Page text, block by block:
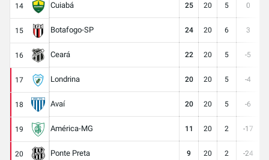
14 Cuiabá 25 20 5 0
15 Botafogo-SP 24 20 6 3
16 Ceará 22 20 5 -5
17 Londrina 20 20 5 -4
18 Avaí 20 20 5 -6
19 América-MG 11 20 2 -17
20 Ponte Preta 9 20 2 -24